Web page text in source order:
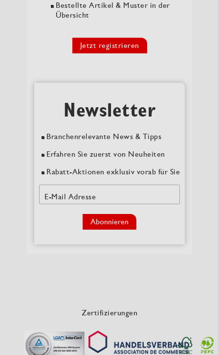
Newsletter
Branchenrelevante News & Tipps
Erfahren Sie zuerst von Neuheiten
Rabatt-Aktionen exklusiv vorab für Sie
E-Mail Adresse
Abonnieren
Bestellte Artikel & Muster in der
Übersicht
Jetzt registrieren
Zertifizierungen